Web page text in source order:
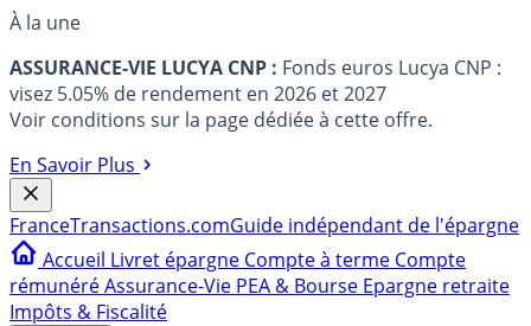
À la une
ASSURANCE-VIE LUCYA CNP : Fonds euros Lucya CNP :
visez 5.05% de rendement en 2026 et 2027
Voir conditions sur la page dédiée à cette offre.
En Savoir Plus
FranceTransactions.comGuide indépendant de l'épargne
Accueil Livret épargne Compte à terme Compte
rémunéréAssurance-Vie PEA & Bourse Epargne retraite
Impôts & Fiscalité